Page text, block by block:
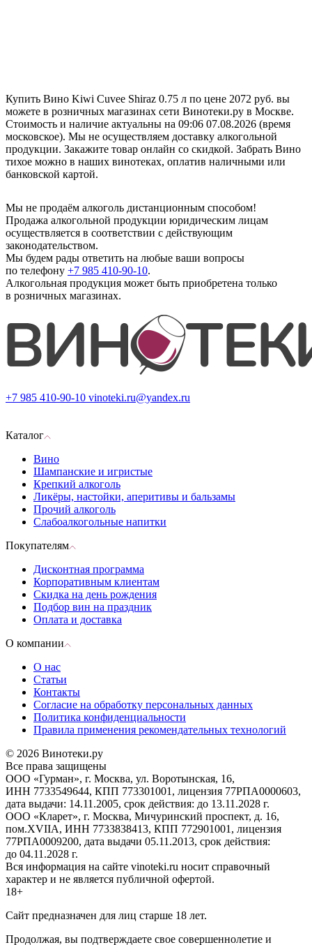
Купить Вино Kiwi Cuvee Shiraz 0.75 л по цене 2072 руб. вы
можете в розничных магазинах сети Винотеки.ру в Москве.
Стоимость и наличие актуальны на 09:06 07.08.2026 (время
московское). Мы не осуществляем доставку алкогольной
продукции. Закажите товар онлайн со скидкой. Забрать Вино
тихое можно в наших винотеках, оплатив наличными или
банковской картой.
Мы не продаём алкоголь дистанционным способом!
Продажа алкогольной продукции юридическим лицам
осуществляется в соответствии с действующим
законодательством.
Мы будем рады ответить на любые ваши вопросы
по телефону +7 985 410-90-10.
Алкогольная продукция может быть приобретена только
в розничных магазинах.
+7 985 410-90-10 vinoteki.ru@yandex.ru
Каталог
Вино
Шампанские и игристые
Крепкий алкоголь
Ликёры, настойки, аперитивы и бальзамы
Прочий алкоголь
Слабоалкогольные напитки
Покупателям
Дисконтная программа
Корпоративным клиентам
Скидка на день рождения
Подбор вин на праздник
Оплата и доставка
О компании
О нас
Статьи
Контакты
Согласие на обработку персональных данных
Политика конфиденциальности
Правила применения рекомендательных технологий
© 2026 Винотеки.ру
Все права защищены
ООО «Гурман», г. Москва, ул. Воротынская, 16,
ИНН 7733549644, КПП 773301001, лицензия 77РПА0000603,
дата выдачи: 14.11.2005, срок действия: до 13.11.2028 г.
ООО «Кларет», г. Москва, Мичуринский проспект, д. 16,
пом.XVIIA, ИНН 7733838413, КПП 772901001, лицензия
77РПА0009200, дата выдачи 05.11.2013, срок действия:
до 04.11.2028 г.
Вся информация на сайте vinoteki.ru носит справочный
характер и не является публичной офертой.
18+
Сайт предназначен для лиц старше 18 лет.
Продолжая, вы подтверждаете свое совершеннолетие и